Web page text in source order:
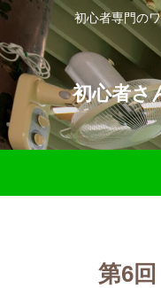
初心者専門の
初心者さ
第6